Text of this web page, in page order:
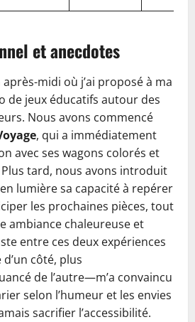
et anecdotes
après-midi où j’ai proposé à ma
de jeux éducatifs autour des
Nous avons commencé
, qui a immédiatement
avec ses wagons colorés et
tard, nous avons introduit
lumière sa capacité à repérer
les prochaines pièces, tout
ambiance chaleureuse et
entre ces deux expériences
côté, plus
de l’autre—m’a convaincu
selon l’humeur et les envies
sacrifier l’accessibilité.